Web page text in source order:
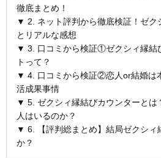
徹底まとめ！
▼ 2. ネット評判から徹底検証！ゼク
とリアルな感想
▼ 3. 口コミから検証①ゼクシィ縁結
トって？
▼ 4. 口コミから検証②恋人or結婚は
活成果事情
▼ 5. ゼクシィ縁結びカウンターとは
人はいるのか？
▼ 6. 【評判総まとめ】結局ゼクシィ
か？